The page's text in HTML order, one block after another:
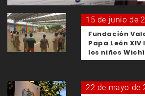
15 de junio de
Fundación
Papa León
los niños
22 de mayo de